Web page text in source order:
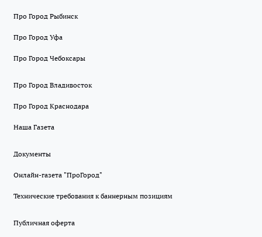
Про Город Рыбинск
Про Город Уфа
Про Город Чебоксары
Про Город Владивосток
Про Город Краснодара
Наша Газета
Документы
Онлайн-газета "ПроГород"
Технические требования к баннерным позициям
Публичная оферта